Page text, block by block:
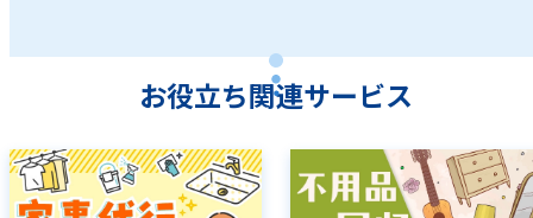
お役立ち関連サービス